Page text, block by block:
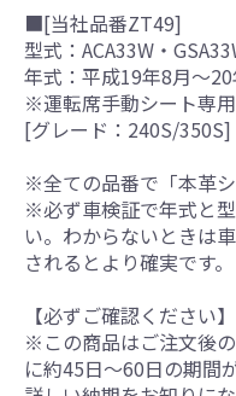
■[当社品番ZT49]
型式：ACA33W・
年式：平成19年8月～
※運転席手動シート専
[グレード：240S/350S]
※全ての品番で「本革シ
※必ず車検証で年式と
い。わからないときは
されるとより確実です。
【必ずご確認ください】
※この商品はご注文後
に約45日～60日の期間